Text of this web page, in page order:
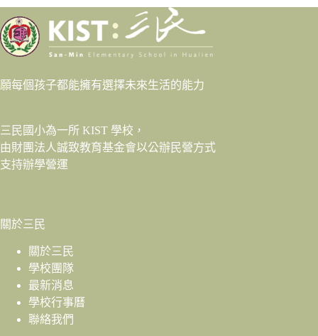
願每個孩子都能擁有選擇未來生活的能力
三民國小為一所 KIST 學校，
由財團法人誠致教育基金會以公辦民營方式
支持辦學營運
關於三民
關於三民
學校團隊
最新消息
學校行事曆
聯絡我們